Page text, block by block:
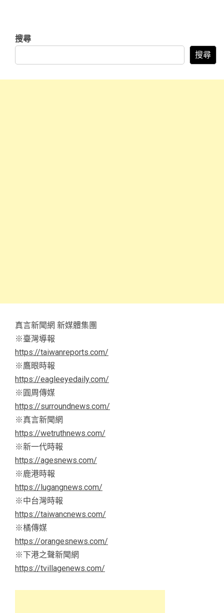
搜尋
搜尋
真言新聞網 新媒體集團
※臺灣導報
https://taiwanreports.com/
※鷹眼時報
https://eagleeyedaily.com/
※圓周傳媒
https://surroundnews.com/
※真言新聞網
https://wetruthnews.com/
※新一代時報
https://agesnews.com/
※鹿港時報
https://lugangnews.com/
※中台灣時報
https://taiwancnews.com/
※橘傳媒
https://orangesnews.com/
※下港之聲新聞網
https://tvillagenews.com/